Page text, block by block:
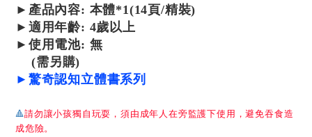
►產品內容: 本體*1(14頁/精裝)
►適用年齡: 4歲以上
►使用電池: 無
(需另購)
► 驚奇認知立體書系列
🔺請勿讓小孩獨自玩耍，須由成年人在旁監護下使用，避免吞食造
成危險。